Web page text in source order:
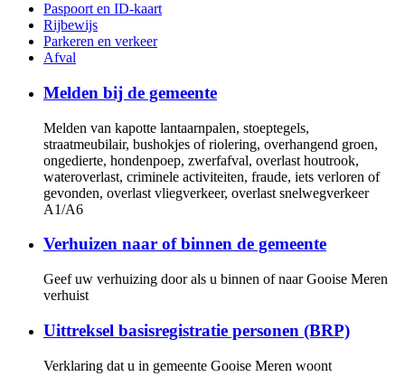
Paspoort en ID-kaart
Rijbewijs
Parkeren en verkeer
Afval
Melden bij de gemeente
Melden van kapotte lantaarnpalen, stoeptegels,
straatmeubilair, bushokjes of riolering, overhangend groen,
ongedierte, hondenpoep, zwerfafval, overlast houtrook,
wateroverlast, criminele activiteiten, fraude, iets verloren of
gevonden, overlast vliegverkeer, overlast snelwegverkeer
A1/A6
Verhuizen naar of binnen de gemeente
Geef uw verhuizing door als u binnen of naar Gooise Meren
verhuist
Uittreksel basisregistratie personen (BRP)
Verklaring dat u in gemeente Gooise Meren woont